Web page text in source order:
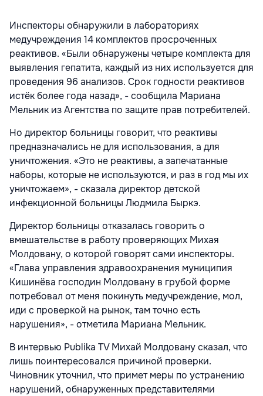
Инспекторы обнаружили в лабораториях
медучреждения 14 комплектов просроченных
реактивов. «Были обнаружены четыре комплекта для
выявления гепатита, каждый из них используется для
проведения 96 анализов. Срок годности реактивов
истёк более года назад», - сообщила Мариана
Мельник из Агентства по защите прав потребителей.
Но директор больницы говорит, что реактивы
предназначались не для использования, а для
уничтожения. «Это не реактивы, а запечатанные
наборы, которые не используются, и раз в год мы их
уничтожаем», - сказала директор детской
инфекционной больницы Людмила Быркэ.
Директор больницы отказалась говорить о
вмешательстве в работу проверяющих Михая
Молдовану, о которой говорят сами инспекторы.
«Глава управления здравоохранения муниципия
Кишинёва господин Молдовану в грубой форме
потребовал от меня покинуть медучреждение, мол,
иди с проверкой на рынок, там точно есть
нарушения», - отметила Мариана Мельник.
В интервью Publika TV Михай Молдовану сказал, что
лишь поинтересовался причиной проверки.
Чиновник уточнил, что примет меры по устранению
нарушений, обнаруженных представителями